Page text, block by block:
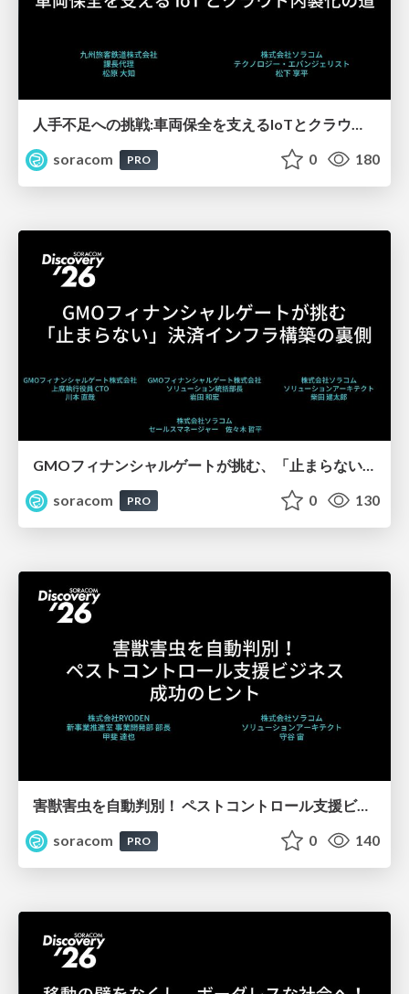
人手不足への挑戦:車両保全を支えるIoTとクラウド内製化の道【SORACOM Discovery 2026】
soracom
PRO 0 180
soracom
PRO 0 130
害獣害虫を自動判別！ ペストコントロール支援ビジネス成功のヒント【SORACOM Discovery 2026】
soracom
PRO 0 140